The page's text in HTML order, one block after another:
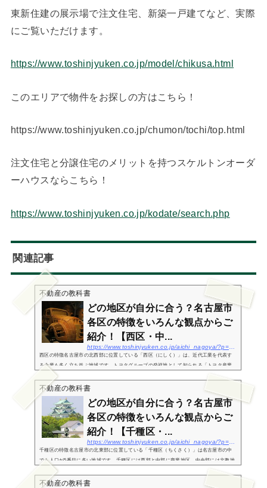
東新住建の展示場で注文住宅、新築一戸建てなど、実際
にご覧いただけます。
https://www.toshinjyuken.co.jp/model/chikusa.html
このエリアで物件をお探しの方はこちら！
https://www.toshinjyuken.co.jp/chumon/tochi/top.html
注文住宅と分譲住宅のメリットを持つスケルトンオーダ
ーハウスならこちら！
https://www.toshinjyuken.co.jp/kodate/search.php
関連記事
不動産の教科書
どの地区が自分に合う？名古屋市
各区の特徴をいろんな観点からご
紹介！【西区・中...
https://www.toshinjyuken.co.jp/aichi_nagoya/?p=200br%20/
西区の特徴名古屋市の北西部に位置している「西区（にしく）」は、近代工業を代表す
る企業も多く立ち並ぶ地域です。トヨタグループの発祥地として知られる「トヨタ産業
技術記念館（旧豊田紡織本社工場）」や、森村グループの発祥地として知られる「ノリ
タケの森」な...
不動産の教科書
どの地区が自分に合う？名古屋市
各区の特徴をいろんな観点からご
紹介！【千種区・...
https://www.toshinjyuken.co.jp/aichi_nagoya/?p=196br%20/
千種区の特徴名古屋市の北東部に位置している「千種区（ちくさく）」は名古屋市の中
でも人口が5番目に多い地域です。千種区には西部と中部に商業地区、中央部には文教地
区があり、家族世帯にも住みやすい地域構成となっています。千種区の中央部にある池
下、覚王山、...
不動産の教科書